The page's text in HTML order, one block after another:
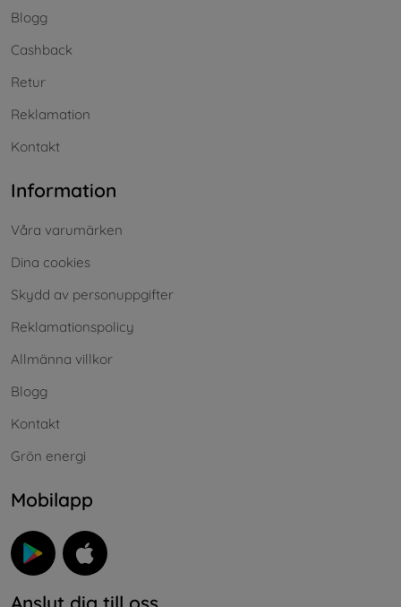
Blogg
Cashback
Retur
Reklamation
Kontakt
Information
Våra varumärken
Dina cookies
Skydd av personuppgifter
Reklamationspolicy
Allmänna villkor
Blogg
Kontakt
Grön energi
Mobilapp
Anslut dig till oss